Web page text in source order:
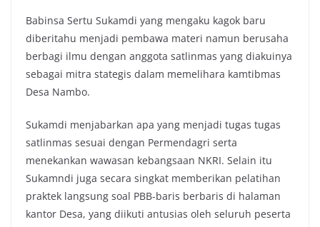
Babinsa Sertu Sukamdi yang mengaku kagok baru
diberitahu menjadi pembawa materi namun berusaha
berbagi ilmu dengan anggota satlinmas yang diakuinya
sebagai mitra stategis dalam memelihara kamtibmas
Desa Nambo.
Sukamdi menjabarkan apa yang menjadi tugas tugas
satlinmas sesuai dengan Permendagri serta
menekankan wawasan kebangsaan NKRI. Selain itu
Sukamndi juga secara singkat memberikan pelatihan
praktek langsung soal PBB-baris berbaris di halaman
kantor Desa, yang diikuti antusias oleh seluruh peserta